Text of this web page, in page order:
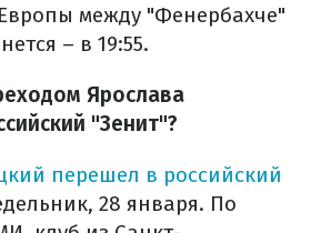
между "Фенербахче"
– в 19:55.
Ярослава
"Зенит"?
перешел в российский
28 января. По